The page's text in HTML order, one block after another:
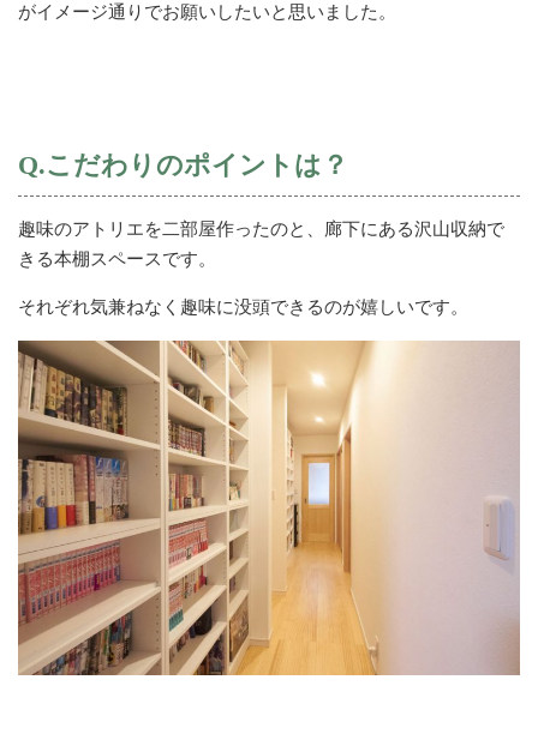
がイメージ通りでお願いしたいと思いました。
Q.こだわりのポイントは？
趣味のアトリエを二部屋作ったのと、廊下にある沢山収納で
きる本棚スペースです。
それぞれ気兼ねなく趣味に没頭できるのが嬉しいです。